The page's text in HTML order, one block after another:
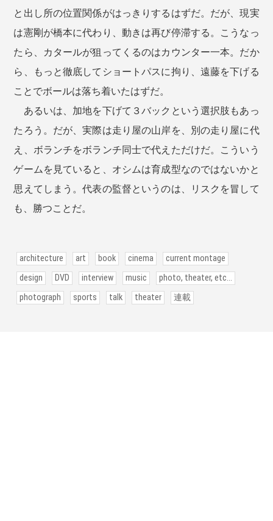
と出し所の位置関係がはっきりするはずだ。だが、現実
は憲剛が橋本に代わり、動きは再び停滞する。こうなっ
たら、カタールが狙ってくるのはカウンター一本。だか
ら、もっと徹底してショートパスに拘り、遠藤を下げる
ことでボールは落ち着いたはずだ。
あるいは、加地を下げて３バックという選択肢もあっ
たろう。だが、実際は走り屋の山岸を、別の走り屋に代
え、ボランチをボランチ同士で代えただけだ。こういう
ゲームを見ていると、オシムは育成型なのではないかと
思えてしまう。代表の監督というのは、リスクを冒して
も、勝つことだ。
architecture art book cinema
current montage
design
DVD interview music
photo, theater, etc...
photograph
sports talk theater 連載